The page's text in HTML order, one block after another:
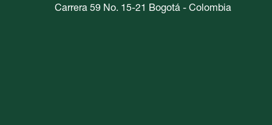
Carrera 59 No. 15-21 Bogotá - Colombia